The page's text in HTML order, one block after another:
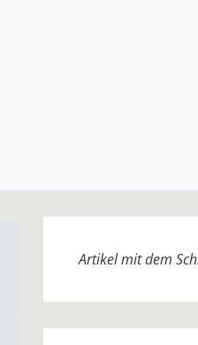
Artikel mit dem